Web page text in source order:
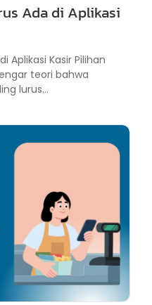
Ada di Aplikasi
Aplikasi Kasir Pilihan
teori bahwa
lurus...